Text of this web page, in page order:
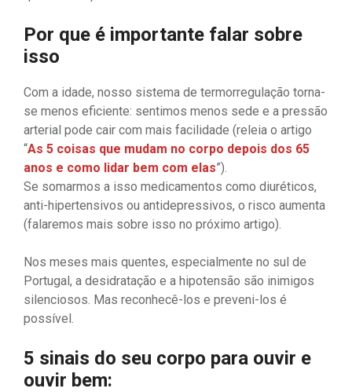
Por que é importante falar sobre
isso
Com a idade, nosso sistema de termorregulação torna-
se menos eficiente: sentimos menos sede e a pressão
arterial pode cair com mais facilidade (releia o artigo
“As 5 coisas que mudam no corpo depois dos 65
anos e como lidar bem com elas”).
Se somarmos a isso medicamentos como diuréticos,
anti-hipertensivos ou antidepressivos, o risco aumenta
(falaremos mais sobre isso no próximo artigo).
Nos meses mais quentes, especialmente no sul de
Portugal, a desidratação e a hipotensão são inimigos
silenciosos. Mas reconhecê-los e preveni-los é
possível.
5 sinais do seu corpo para ouvir e
ouvir bem: